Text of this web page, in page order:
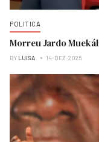
POLITICA
Morreu Jardo
BY LUISA 14-DEZ-2025